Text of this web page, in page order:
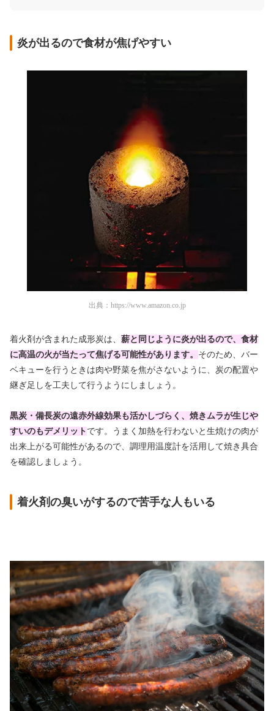
炎が出るので食材が焦げやすい
出典： https://www.amazon.co.jp
着火剤が含まれた成形炭は、 薪と同じように炎が出るので、食材
に高温の火が当たって焦げる可能性があります。 そのため、バー
ベキューを行うときは肉や野菜を焦がさないように、炭の配置や
継ぎ足しを工夫して行うようにしましょう。
黒炭・備長炭の遠赤外線効果も活かしづらく、焼きムラが生じや
すいのもデメリット です。うまく加熱を行わないと生焼けの肉が
出来上がる可能性があるので、調理用温度計を活用して焼き具合
を確認しましょう。
着火剤の臭いがするので苦手な人もいる